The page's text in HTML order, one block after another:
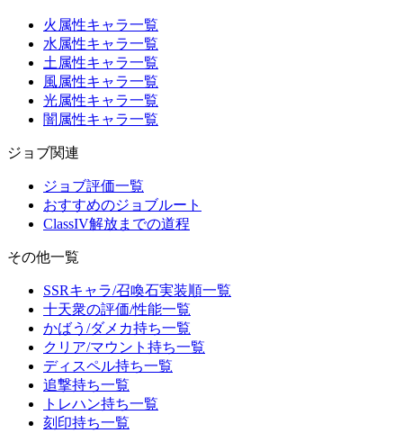
火属性キャラ一覧
水属性キャラ一覧
土属性キャラ一覧
風属性キャラ一覧
光属性キャラ一覧
闇属性キャラ一覧
ジョブ関連
ジョブ評価一覧
おすすめのジョブルート
ClassIV解放までの道程
その他一覧
SSRキャラ/召喚石実装順一覧
十天衆の評価/性能一覧
かばう/ダメカ持ち一覧
クリア/マウント持ち一覧
ディスペル持ち一覧
追撃持ち一覧
トレハン持ち一覧
刻印持ち一覧